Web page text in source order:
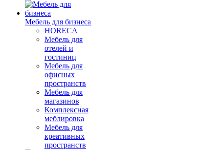
Мебель для бизнеса
HORECA
Мебель для
отелей и
гостиниц
Мебель для
офисных
пространств
Мебель для
магазинов
Комплексная
меблировка
Мебель для
креативных
пространств